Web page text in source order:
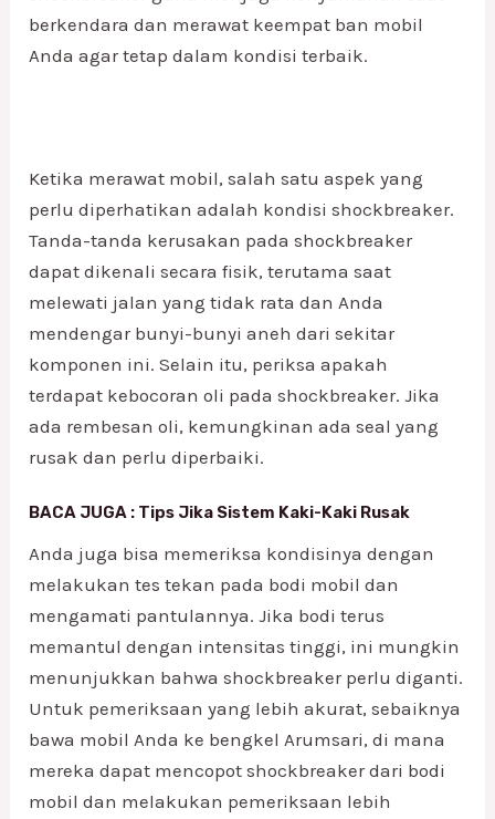
berkendara dan merawat keempat ban mobil
Anda agar tetap dalam kondisi terbaik.
Ketika merawat mobil, salah satu aspek yang
perlu diperhatikan adalah kondisi shockbreaker.
Tanda-tanda kerusakan pada shockbreaker
dapat dikenali secara fisik, terutama saat
melewati jalan yang tidak rata dan Anda
mendengar bunyi-bunyi aneh dari sekitar
komponen ini. Selain itu, periksa apakah
terdapat kebocoran oli pada shockbreaker. Jika
ada rembesan oli, kemungkinan ada seal yang
rusak dan perlu diperbaiki.
BACA JUGA : Tips Jika Sistem Kaki-Kaki Rusak
Anda juga bisa memeriksa kondisinya dengan
melakukan tes tekan pada bodi mobil dan
mengamati pantulannya. Jika bodi terus
memantul dengan intensitas tinggi, ini mungkin
menunjukkan bahwa shockbreaker perlu diganti.
Untuk pemeriksaan yang lebih akurat, sebaiknya
bawa mobil Anda ke bengkel Arumsari, di mana
mereka dapat mencopot shockbreaker dari bodi
mobil dan melakukan pemeriksaan lebih